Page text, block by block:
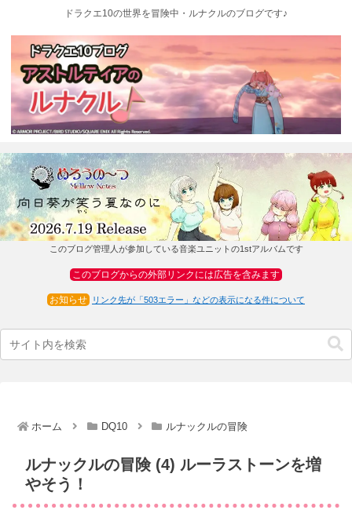
ドラクエ10の世界を冒険中・ルナクルのブログです♪
このブログ管理人が参加している音楽ユニットの1stアルバムです
このブログからの外部リンクには広告を含みます
お知らせ リンク先が「503エラー」などの表示になる件について
ホーム DQ10 ルナックルの冒険
ルナックルの冒険 (4) ルーラストーンを増
やそう！